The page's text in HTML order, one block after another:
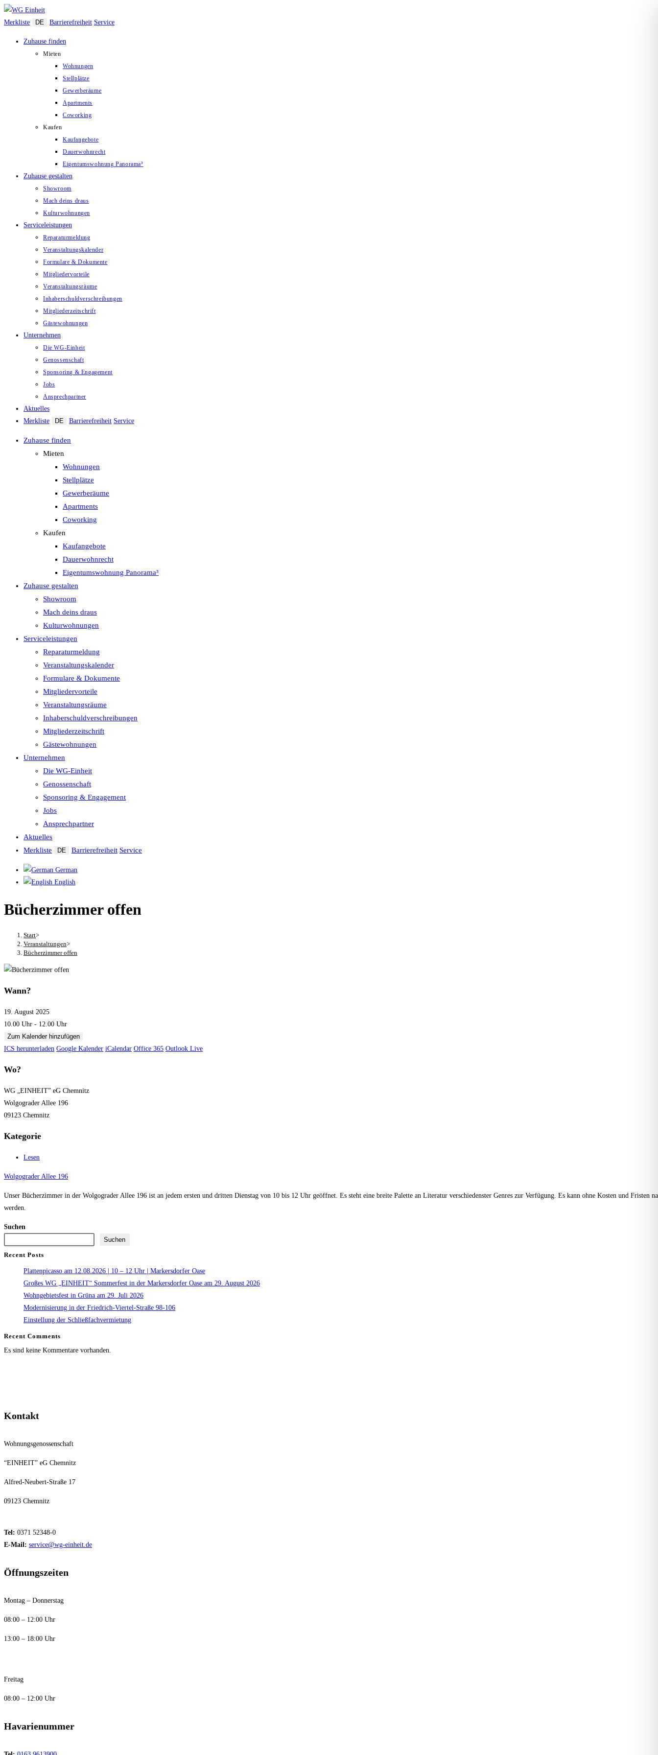
Zum
Inhalt
Merkliste DE Barrierefreiheit Service
Zuhause finden
Mieten
Wohnungen
Stellplätze
Gewerberäume
Apartments
Coworking
Kaufen
Kaufangebote
Dauerwohnrecht
Eigentumswohnung Panorama³
Zuhause gestalten
Showroom
Mach deins draus
Kulturwohnungen
Serviceleistungen
Reparaturmeldung
Veranstaltungskalender
Formulare & Dokumente
Mitgliedervorteile
Veranstaltungsräume
Inhaberschuld­verschreibungen
Mitgliederzeitschrift
Gästewohnungen
Unternehmen
Die WG-Einheit
Genossenschaft
Sponsoring & Engagement
Jobs
Ansprechpartner
Aktuelles
Merkliste
DE Barrierefreiheit Service
Zuhause finden
Mieten
Wohnungen
Stellplätze
Gewerberäume
Apartments
Coworking
Kaufen
Kaufangebote
Dauerwohnrecht
Eigentumswohnung Panorama³
Zuhause gestalten
Showroom
Mach deins draus
Kulturwohnungen
Serviceleistungen
Reparaturmeldung
Veranstaltungskalender
Formulare & Dokumente
Mitgliedervorteile
Veranstaltungsräume
Inhaberschuld­verschreibungen
Mitgliederzeitschrift
Gästewohnungen
Unternehmen
Die WG-Einheit
Genossenschaft
Sponsoring & Engagement
Jobs
Ansprechpartner
Aktuelles
Merkliste
DE Barrierefreiheit Service
German
English
Bücherzimmer offen
Start>
Veranstaltungen>
Bücherzimmer offen
Wann?
19. August 2025
10.00 Uhr - 12.00 Uhr
Zum Kalender hinzufügen
ICS herunterladen Google Kalender iCalendar Office 365 Outlook Live
Wo?
WG „EINHEIT” eG Chemnitz
Wolgograder Allee 196
09123 Chemnitz
Kategorie
Lesen
Wolgograder Allee 196
Unser Bücherzimmer in der Wolgograder Allee 196 ist an jedem ersten und dritten Dienstag von 10 bis 12 Uhr geöffnet. Es steht eine breite Palette an Literatur verschiedenster Genres zur Verfügung. Es kann ohne Kosten und Fristen
werden.
Suchen
Suchen
Recent Posts
Plattenpicasso am 12.08.2026 | 10 – 12 Uhr | Markersdorfer Oase
Großes WG „EINHEIT“ Sommerfest in der Markersdorfer Oase am 29. August 2026
Wohngebietsfest in Grüna am 29. Juli 2026
Modernisierung in der Friedrich-Viertel-Straße 98-106
Einstellung der Schließfachvermietung
Recent Comments
Es sind keine Kommentare vorhanden.
Kontakt
Wohnungsgenossenschaft
“EINHEIT” eG Chemnitz
Alfred-Neubert-Straße 17
09123 Chemnitz
Tel: 0371 52348-0
E-Mail: service@wg-einheit.de
Öffnungszeiten
Montag – Donnerstag
08:00 – 12:00 Uhr
13:00 – 18:00 Uhr
Freitag
08:00 – 12:00 Uhr
Havarienummer